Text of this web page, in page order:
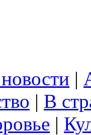
|
| В
|